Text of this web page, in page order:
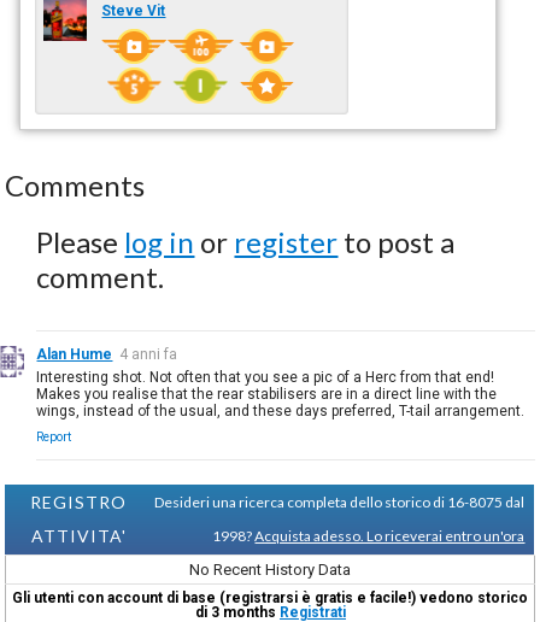
Steve Vit
Comments
Please log in or register to post a
comment.
Alan Hume 4 anni fa
Interesting shot. Not often that you see a pic of a Herc from that end!
Makes you realise that the rear stabilisers are in a direct line with the
wings, instead of the usual, and these days preferred, T-tail arrangement.
Report
REGISTRO
ATTIVITA'
Desideri una ricerca completa dello storico di 16-8075 dal
1998?Acquista adesso. Lo riceverai entro un'ora
No Recent History Data
Gli utenti con account di base (registrarsi è gratis e facile!) vedono storico
di 3 months Registrati